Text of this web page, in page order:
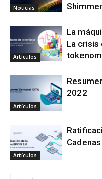
Noticias
Shimmer
Artículos
La
La crisis
Artículos
2022
Artículos